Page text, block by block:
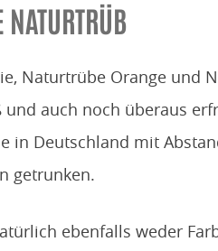
Naturtrübe Orange
auch noch überaus
in Deutschland mit
getrunken.
ebenfalls weder